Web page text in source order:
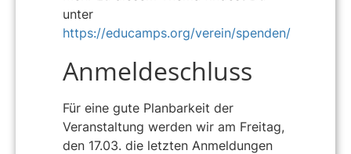
unter
https://educamps.org/verein/spenden/
Anmeldeschluss
Für eine gute Planbarkeit der
Veranstaltung werden wir am Freitag,
den 17.03. die letzten Anmeldungen